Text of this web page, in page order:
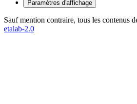
Paramètres d'affichage
Sauf mention contraire, tous les contenus
etalab-2.0